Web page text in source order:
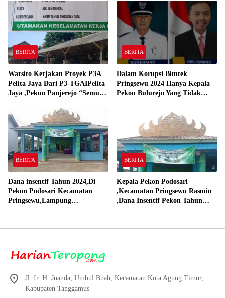
Gadingrejo Tahun 2000″
BERITA
Warsito Kerjakan Proyek P3A
Pelita Jaya Dari P3-TGAIPelita
Jaya ,Pekon Panjerejo “Semua
BERITA
Dalam Korupsi Bimtek
Pringsewu 2024 Hanya Kepala
Pekon Bulurejo Yang Tidak
BERITA
Dana insentif Tahun 2024,Di
Pekon Podosari Kecamatan
Pringsewu,Lampung
BERITA
Kepala Pekon Podosari
,Kecamatan Pringsewu Rasmin
,Dana Insentif Pekon Tahun
Jl. Ir. H. Juanda, Umbul Buah, Kecamatan Kota Agung Timur,
Kabupaten Tanggamus